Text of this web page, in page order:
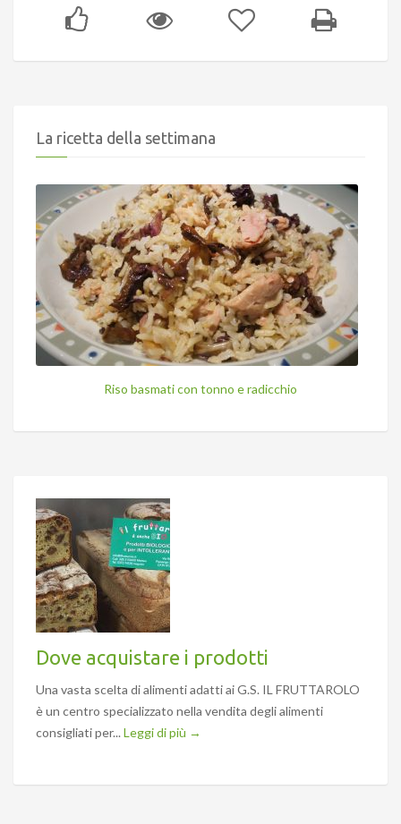
La ricetta della settimana
Riso basmati con tonno e radicchio
Dove acquistare i prodotti
Una vasta scelta di alimenti adatti ai G.S. IL FRUTTAROLO
è un centro specializzato nella vendita degli alimenti
consigliati per... Leggi di più →